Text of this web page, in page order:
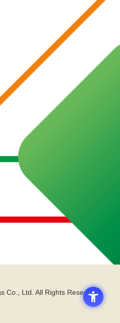
Co., Ltd. All Rights Reserved.